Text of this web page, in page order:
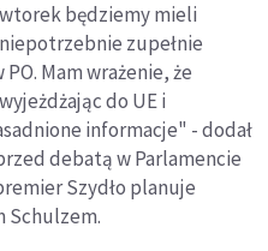
wtorek będziemy mieli
zupełnie
Mam wrażenie, że
do UE i
informacje" - dodał
debatą w Parlamencie
Szydło planuje
Schulzem.